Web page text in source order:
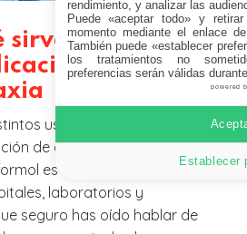
sirve el formol?
en
usos a nivel industrial y
de cuerpos en
es una sustancia
laboratorios y
seguro has oído hablar de
rendimiento, y analizar las
Puede «aceptar todo» y
momento mediante el enlace
También puede «establecer
los tratamientos no
preferencias serán válidas
powered
Establecer